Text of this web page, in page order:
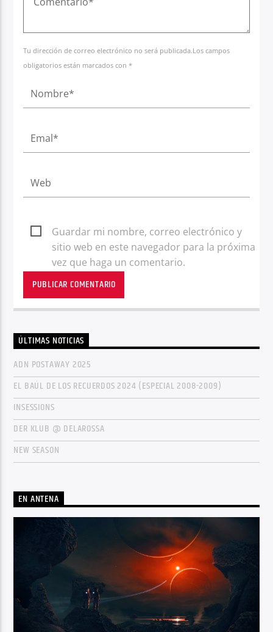
Tu dirección de correo electrónico no será publicada.Los campos
obligatorios están marcados con *
Guardar mi nombre, correo electrónico y
sitio web en este navegador para la próxima
vez que haga un comentario.
ÚLTIMAS NOTICIAS
ADN POSTAWAY 2025
EL BAÚL DE LOS RECUERDOS 2024 (ESPECIAL 2008-2009)
INSESSIONS
DER KLUB @ DELAROSSA
NEW SEASON
EN ANTENA